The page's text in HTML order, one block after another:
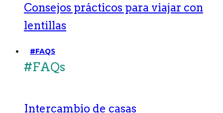
Consejos prácticos para viajar con
lentillas
#FAQS
#FAQs
Intercambio de casas